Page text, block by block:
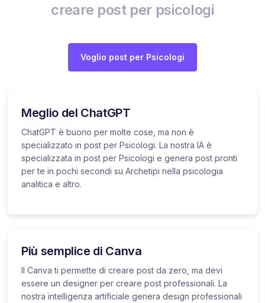
creare post per psicologi
Voglio post per Psicologi
Meglio del ChatGPT
ChatGPT è buono per molte cose, ma non è
specializzato in post per Psicologi. La nostra IA è
specializzata in post per Psicologi e genera post pronti
per te in pochi secondi su Archetipi nella psicologia
analitica e altro.
Più semplice di Canva
Il Canva ti permette di creare post da zero, ma devi
essere un designer per creare post professionali. La
nostra intelligenza artificiale genera design professionali